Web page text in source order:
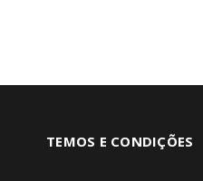
TEMOS E CONDIÇÕES